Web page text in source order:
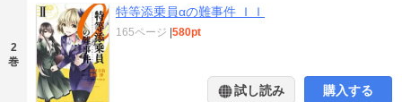
2
巻
特等添乗員αの難事件 ＩＩ
165ページ |580pt
試し読み 購入する